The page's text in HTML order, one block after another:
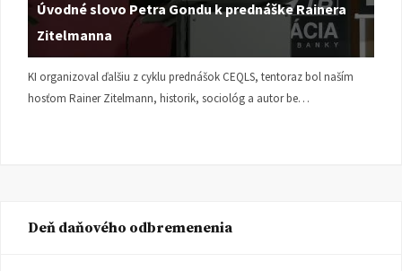
Úvodné slovo Petra Gondu k prednáške Rainera
Zitelmanna
KI organizoval ďalšiu z cyklu prednášok CEQLS, tentoraz bol naším
hosťom Rainer Zitelmann, historik, sociológ a autor be…
Deň daňového odbremenenia